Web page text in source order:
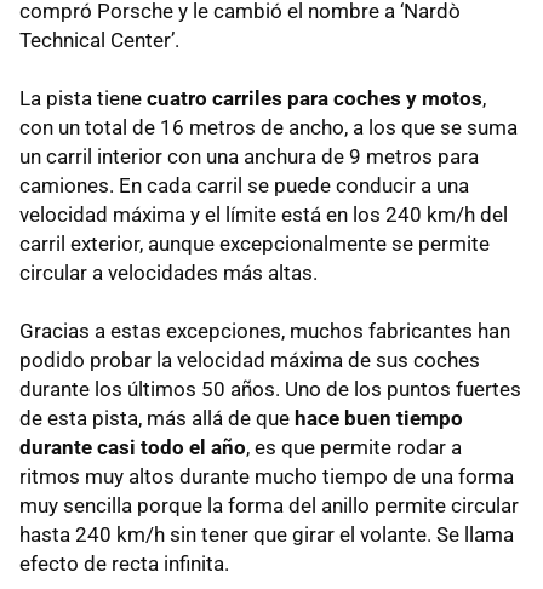
compró Porsche y le cambió el nombre a ‘Nardò
Technical Center’.
La pista tiene cuatro carriles para coches y motos,
con un total de 16 metros de ancho, a los que se suma
un carril interior con una anchura de 9 metros para
camiones. En cada carril se puede conducir a una
velocidad máxima y el límite está en los 240 km/h del
carril exterior, aunque excepcionalmente se permite
circular a velocidades más altas.
Gracias a estas excepciones, muchos fabricantes han
podido probar la velocidad máxima de sus coches
durante los últimos 50 años. Uno de los puntos fuertes
de esta pista, más allá de que hace buen tiempo
durante casi todo el año, es que permite rodar a
ritmos muy altos durante mucho tiempo de una forma
muy sencilla porque la forma del anillo permite circular
hasta 240 km/h sin tener que girar el volante. Se llama
efecto de recta infinita.